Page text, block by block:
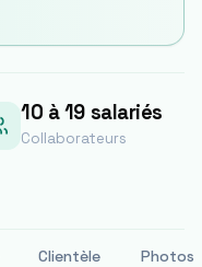
10 à 19 salariés
Collaborateurs
Clientèle Photos